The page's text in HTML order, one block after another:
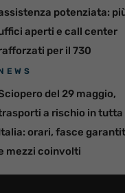
potenziata:
aperti e call center
per il 730
del 29 maggio,
a rischio in tutta
orari, fasce
mezzi coinvolti